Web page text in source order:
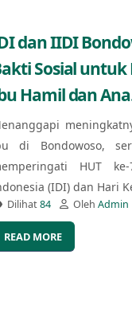
dan IIDI
Sosial untuk
Hamil dan
di Bondowoso,
HUT
(IDI) dan Hari
Dilihat84 Oleh Admin
READ MORE